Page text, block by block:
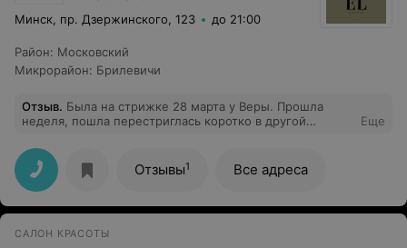
Минск, пр. Дзержинского, 123 до 21:00
Район: Московский
Микрорайон: Брилевичи
Отзыв. Была на стрижке 28 марта у Веры. Прошла
неделя, пошла перестриглась коротко в другой
в этом салоне.Руки надо пообрывать таким мастерам.
Такое чувство, что стригут все, вторая
профессия,наверно, после тракториста, но
профессионалов нужно поискать.
Еще
Отзывы1 Все адреса
САЛОН КРАСОТЫ